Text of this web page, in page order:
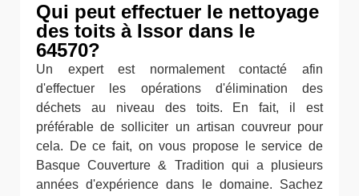
Qui peut effectuer le nettoyage
des toits à Issor dans le
64570?
Un expert est normalement contacté afin
d'effectuer les opérations d'élimination des
déchets au niveau des toits. En fait, il est
préférable de solliciter un artisan couvreur pour
cela. De ce fait, on vous propose le service de
Basque Couverture & Tradition qui a plusieurs
années d'expérience dans le domaine. Sachez